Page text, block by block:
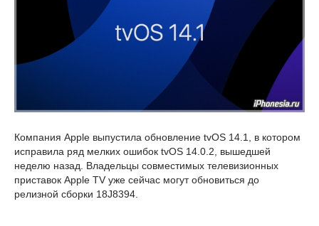
Компания Apple выпустила обновление tvOS 14.1, в котором
исправила ряд мелких ошибок tvOS 14.0.2, вышедшей
неделю назад. Владельцы совместимых телевизионных
приставок Apple TV уже сейчас могут обновиться до
релизной сборки 18J8394.